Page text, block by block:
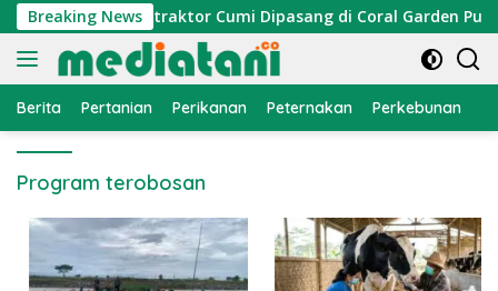
Langsung
ke
konten
Breaking News
Nelayan, Atraktor Cumi Dipasang di Coral Garden Pulau
Berita Pertanian Perikanan Peternakan Perkebunan
Program terobosan